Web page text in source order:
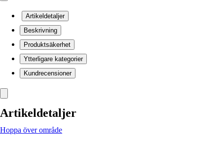
Artikeldetaljer
Beskrivning
Produktsäkerhet
Ytterligare kategorier
Kundrecensioner
Artikeldetaljer
Hoppa över område